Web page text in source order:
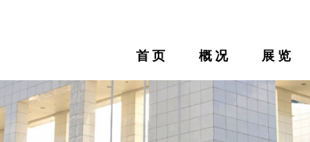
首 页 概 况 展 览